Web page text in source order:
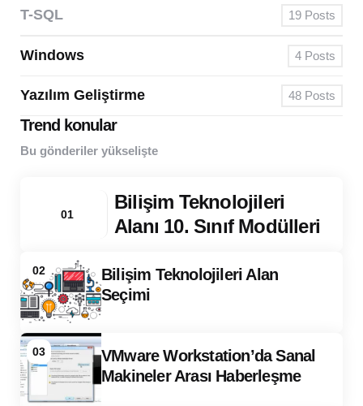
T-SQL 19 Posts
Windows 4 Posts
Yazılım Geliştirme 48 Posts
Trend konular
Bu gönderiler yükselişte
01
Bilişim Teknolojileri
Alanı 10. Sınıf Modülleri
02
Bilişim Teknolojileri Alan
Seçimi
03
VMware Workstation’da Sanal
Makineler Arası Haberleşme